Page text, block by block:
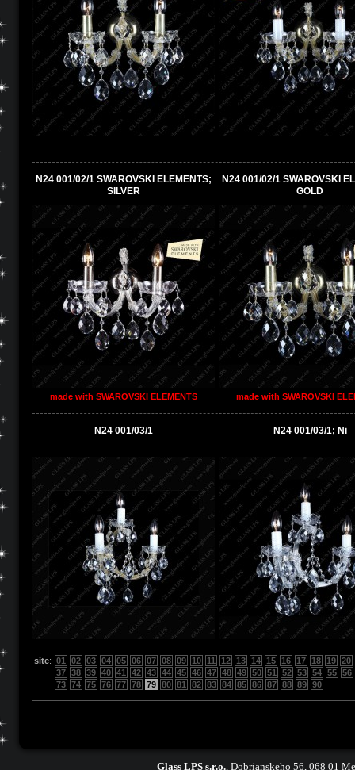
N24 001/02/1 SWAROVSKI ELEMENTS;
SILVER
made with SWAROVSKI ELEMENTS
N24 001/02/1 SWAROVSKI
GOLD
made with SWAROVSKI
N24 001/03/1 N24 001/03/1; Ni
site: 01 02 03 04 05 06 07 08 09 10 11 12 13 14 15 16 17 18 19 20
37 38 39 40 41 42 43 44 45 46 47 48 49 50 51 52 53 54 55 56
73 74 75 76 77 78 79 80 81 82 83 84 85 86 87 88 89 90
Glass LPS s.r.o., Dobrianskeho 56, 068 01